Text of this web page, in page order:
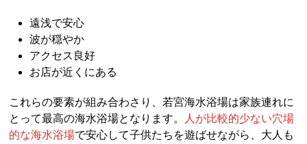
遠浅で安心
波が穏やか
アクセス良好
お店が近くにある
これらの要素が組み合わさり、若宮海水浴場は家族連れに
とって最高の海水浴場となります。
人が比較的少ない穴場
的な海水浴場で安心して子供たちを遊ばせながら、大人も